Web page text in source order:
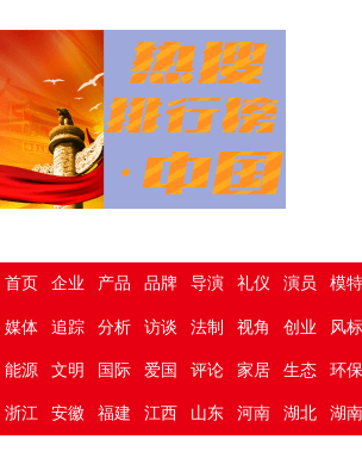
首页 企业 产品 品牌 导演 礼仪 演员 模特
媒体 追踪 分析 访谈 法制 视角 创业 风标
能源 文明 国际 爱国 评论 家居 生态 环保
浙江 安徽 福建 江西 山东 河南 湖北 湖南